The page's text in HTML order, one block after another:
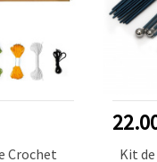
Crochet
Kit